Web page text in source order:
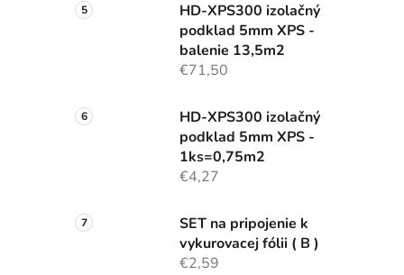
HD-XPS300 izolačný
podklad 5mm XPS -
balenie 13,5m2
€71,50
HD-XPS300 izolačný
podklad 5mm XPS -
1ks=0,75m2
€4,27
SET na pripojenie k
vykurovacej fólii ( B )
€2,59